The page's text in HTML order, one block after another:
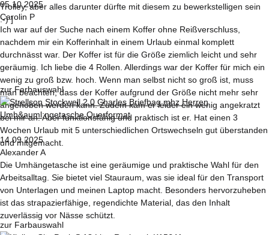
Trolley, aber alles darunter dürfte mit diesem zu bewerkstelligen sein
:-) ]
05.10.2025
Carolin P
Ich war auf der Suche nach einem Koffer ohne Reißverschluss,
nachdem mir ein Kofferinhalt in einem Urlaub einmal komplett
durchnässt war. Der Koffer ist für die Größe ziemlich leicht und sehr
geräumig. Ich liebe die 4 Rollen. Allerdings war der Koffer für mich ein
wenig zu groß bzw. hoch. Wenn man selbst nicht so groß ist, muss
man beachten, dass der Koffer aufgrund der Größe nicht mehr sehr
angehoben werden kann. Zudem kam er leider ein wenig angekratzt
bei mir an. Aber funktionsfähig und praktisch ist er. Hat einen 3
Wochen Urlaub mit 5 unterschiedlichen Ortswechseln gut überstanden
und mitgemacht.
zur Farbauswahl
14.09.2025
Alexander A
Die Umhängetasche ist eine geräumige und praktische Wahl für den
Arbeitsalltag. Sie bietet viel Stauraum, was sie ideal für den Transport
von Unterlagen und meinen Laptop macht. Besonders hervorzuheben
ist das strapazierfähige, regendichte Material, das den Inhalt
zuverlässig vor Nässe schützt.
zur Farbauswahl